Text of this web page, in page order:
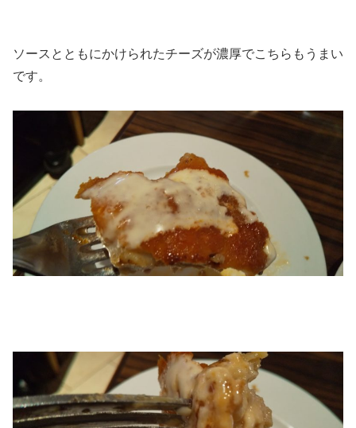
ソースとともにかけられたチーズが濃厚でこちらもうまい
です。